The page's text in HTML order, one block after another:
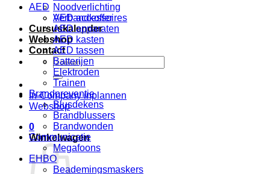
Noodverlichting
Verbandkoffer
Cursuskalender
Webshop
Contact
Zoeken
naar:
In-Company inplannen
Webshop
0
Winkelwagen
AED
AED accessoires
AED apparaten
AED kasten
AED tassen
Batterijen
Elektroden
Trainen
Brandpreventie
Blusdekens
Brandblussers
Brandwonden
Communicatie
Megafoons
EHBO
Beademingsmaskers